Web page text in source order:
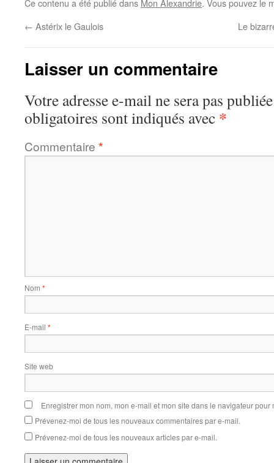
Ce contenu a été publié dans Mon Alexandrie. Vous pouvez le
← Astérix le Gaulois Le
Laisser un commentaire
Votre adresse e-mail ne sera pas
obligatoires sont indiqués avec *
Commentaire *
Nom *
E-mail *
Site web
Enregistrer mon nom, mon e-mail et mon site dans le navigateur
Prévenez-moi de tous les nouveaux commentaires par e-mail.
Prévenez-moi de tous les nouveaux articles par e-mail.